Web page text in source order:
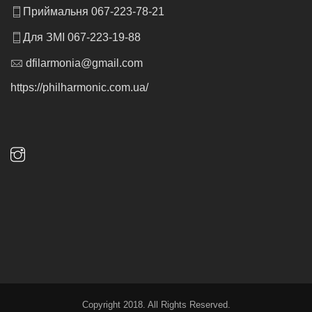
Приймальня 067-223-78-21
Для ЗМІ 067-223-19-88
dfilarmonia@gmail.com
https://philharmonic.com.ua/
Copyright 2018. All Rights Reserved.